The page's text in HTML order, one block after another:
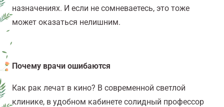
назначениях. И если не сомневаетесь, это тоже
может оказаться нелишним.
Почему врачи ошибаются
Как рак лечат в кино? В современной светлой
клинике, в удобном кабинете солидный профессор